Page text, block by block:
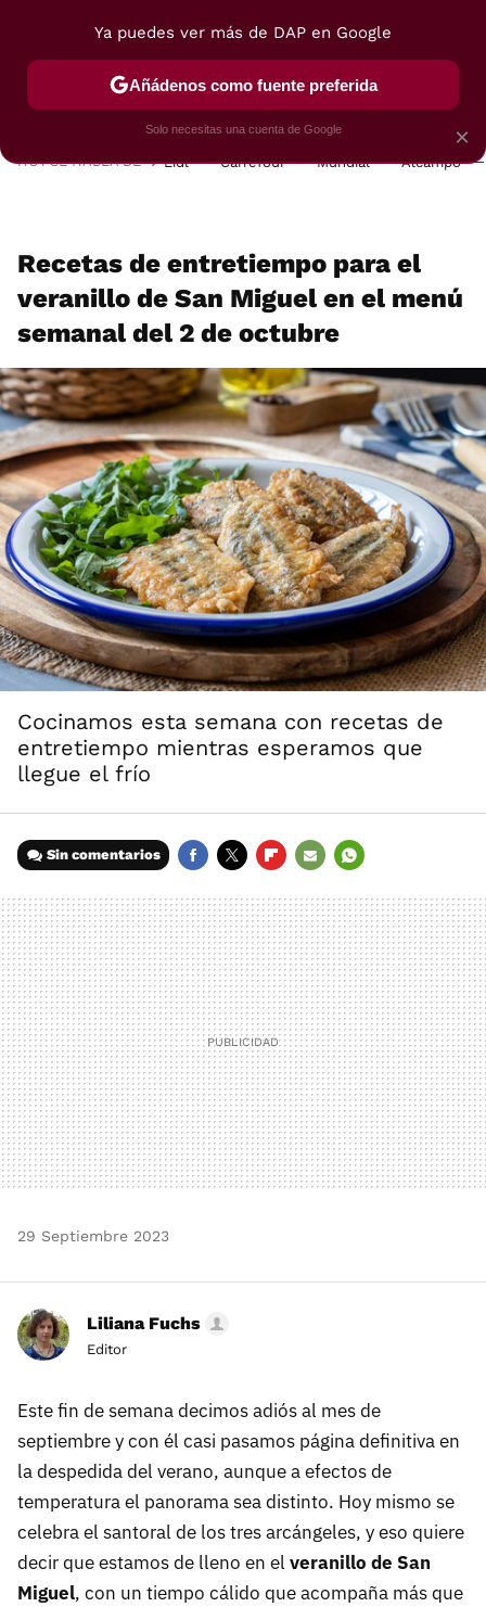
POSTRES VIAJES SELECCIÓN VEGUI
HOY SE HABLA DE Lidl Carrefour Mundial Alcampo
Recetas de entretiempo para el
veranillo de San Miguel en el menú
semanal del 2 de octubre
Cocinamos esta semana con recetas de
entretiempo mientras esperamos que
llegue el frío
Sin comentarios
MAIL
29 Septiembre 2023
Liliana Fuchs
Editor
Este fin de semana decimos adiós al mes de
septiembre y con él casi pasamos página definitiva en
la despedida del verano, aunque a efectos de
temperatura el panorama sea distinto. Hoy mismo se
celebra el santoral de los tres arcángeles, y eso quiere
decir que estamos de lleno en el veranillo de San
Miguel, con un tiempo cálido que acompaña más que
×
Ya puedes ver más de DAP en Google
Añádenos como fuente preferida
Solo necesitas una cuenta de Google